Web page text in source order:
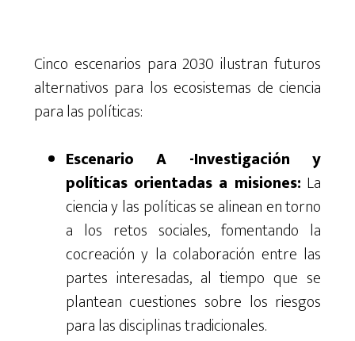
Cinco escenarios para 2030 ilustran futuros
alternativos para los ecosistemas de ciencia
para las políticas:
Escenario A -Investigación y
políticas orientadas a misiones: La
ciencia y las políticas se alinean en torno
a los retos sociales, fomentando la
cocreación y la colaboración entre las
partes interesadas, al tiempo que se
plantean cuestiones sobre los riesgos
para las disciplinas tradicionales.